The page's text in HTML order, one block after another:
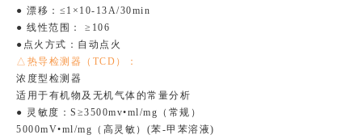
● 漂移：≤1×10-13A/30min
● 线性范围： ≥106
●点火方式：自动点火
△热导检测器（TCD）：
浓度型检测器
适用于有机物及无机气体的常量分析
● 灵敏度：S≥3500mv•ml/mg（常规）
5000mV•ml/mg（高灵敏）(苯-甲苯溶液)